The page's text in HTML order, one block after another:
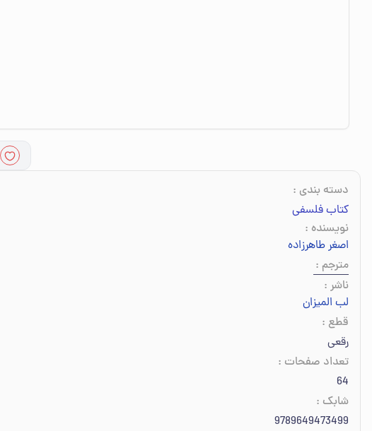
دسته بندی :
کتاب فلسفی
نویسنده :
اصغر طاهرزاده
مترجم :
ناشر :
لب المیزان
قطع :
رقعی
تعداد صفحات :
64
شابک :
9789649473499